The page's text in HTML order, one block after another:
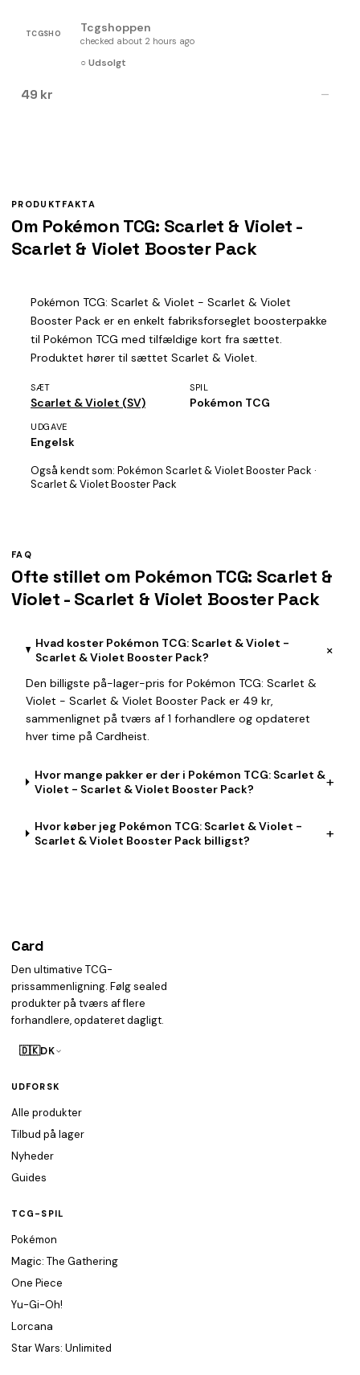
TCGSHO Tcgshoppen
checked about 2 hours ago
○ Udsolgt
49 kr —
PRODUKTFAKTA
Om Pokémon TCG: Scarlet & Violet -
Scarlet & Violet Booster Pack
Pokémon TCG: Scarlet & Violet - Scarlet & Violet
Booster Pack er en enkelt fabriksforseglet boosterpakke
til Pokémon TCG med tilfældige kort fra sættet.
Produktet hører til sættet Scarlet & Violet.
SÆT
Scarlet & Violet (SV)
SPIL
Pokémon TCG
UDGAVE
Engelsk
Også kendt som: Pokémon Scarlet & Violet Booster Pack ·
Scarlet & Violet Booster Pack
FAQ
Ofte stillet om Pokémon TCG: Scarlet &
Violet - Scarlet & Violet Booster Pack
Hvad koster Pokémon TCG: Scarlet & Violet -
Scarlet & Violet Booster Pack?
+
Den billigste på-lager-pris for Pokémon TCG: Scarlet &
Violet - Scarlet & Violet Booster Pack er 49 kr,
sammenlignet på tværs af 1 forhandlere og opdateret
hver time på Cardheist.
Hvor mange pakker er der i Pokémon TCG: Scarlet &
Violet - Scarlet & Violet Booster Pack?
+
Hvor køber jeg Pokémon TCG: Scarlet & Violet -
Scarlet & Violet Booster Pack billigst?
+
Card
Den ultimative TCG-
prissammenligning. Følg sealed
produkter på tværs af flere
forhandlere, opdateret dagligt.
🇩🇰DK
UDFORSK
Alle produkter
Tilbud på lager
Nyheder
Guides
TCG-SPIL
Pokémon
Magic: The Gathering
One Piece
Yu-Gi-Oh!
Lorcana
Star Wars: Unlimited